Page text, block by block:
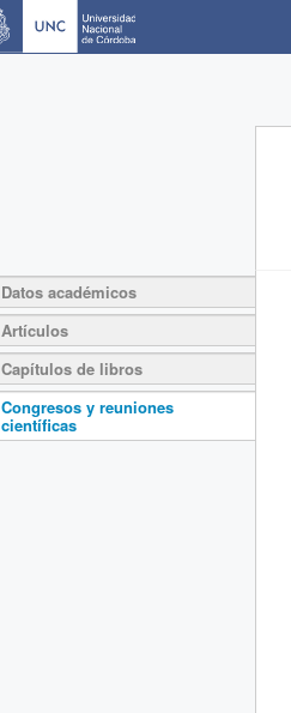
Datos académicos
Artículos
Capítulos de libros
Congresos y reuniones
científicas